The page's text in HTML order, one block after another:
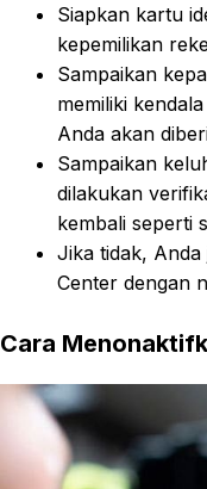
Siapkan kartu
kepemilikan
Sampaikan
memiliki
Anda akan
Sampaikan
dilakukan
kembali seperti
Jika tidak, Anda
Center dengan
Cara